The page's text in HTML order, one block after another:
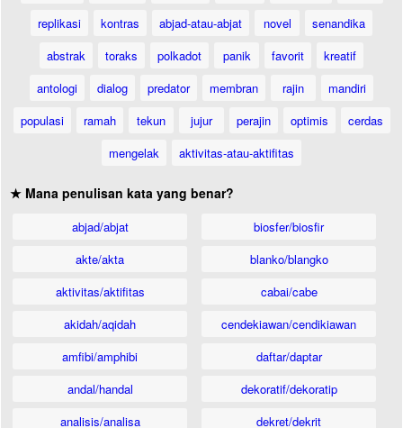
replikasi
kontras abjad-atau-abjat novel
senandika
abstrak
toraks polkadot panik favorit
kreatif
antologi
dialog predator membran rajin
mandiri
populasi
ramah tekun jujur perajin optimis
cerdas
mengelak
aktivitas-atau-aktifitas
★ Mana penulisan kata yang benar?
abjad/abjat
akte/akta
aktivitas/aktifitas
akidah/aqidah
amfibi/amphibi
andal/handal
analisis/analisa
biosfer/biosfir
blanko/blangko
cabai/cabe
cendekiawan/cendikiawan
daftar/daptar
dekoratif/dekoratip
dekret/dekrit